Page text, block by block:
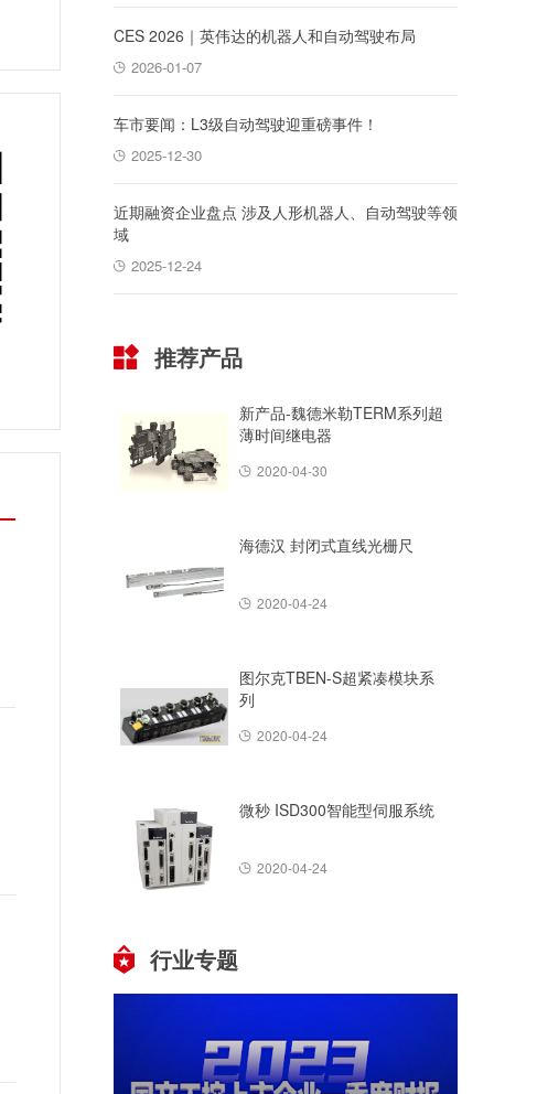
CES 2026｜英伟达的机器人和自动驾驶布局
2026-01-07
车市要闻：L3级自动驾驶迎重磅事件！
2025-12-30
近期融资企业盘点 涉及人形机器人、自动驾驶等领
域
2025-12-24
推荐产品
新产品-魏德米勒TERM系列超
薄时间继电器
2020-04-30
海德汉 封闭式直线光栅尺
2020-04-24
图尔克TBEN-S超紧凑模块系
列
2020-04-24
微秒 ISD300智能型伺服系统
2020-04-24
行业专题